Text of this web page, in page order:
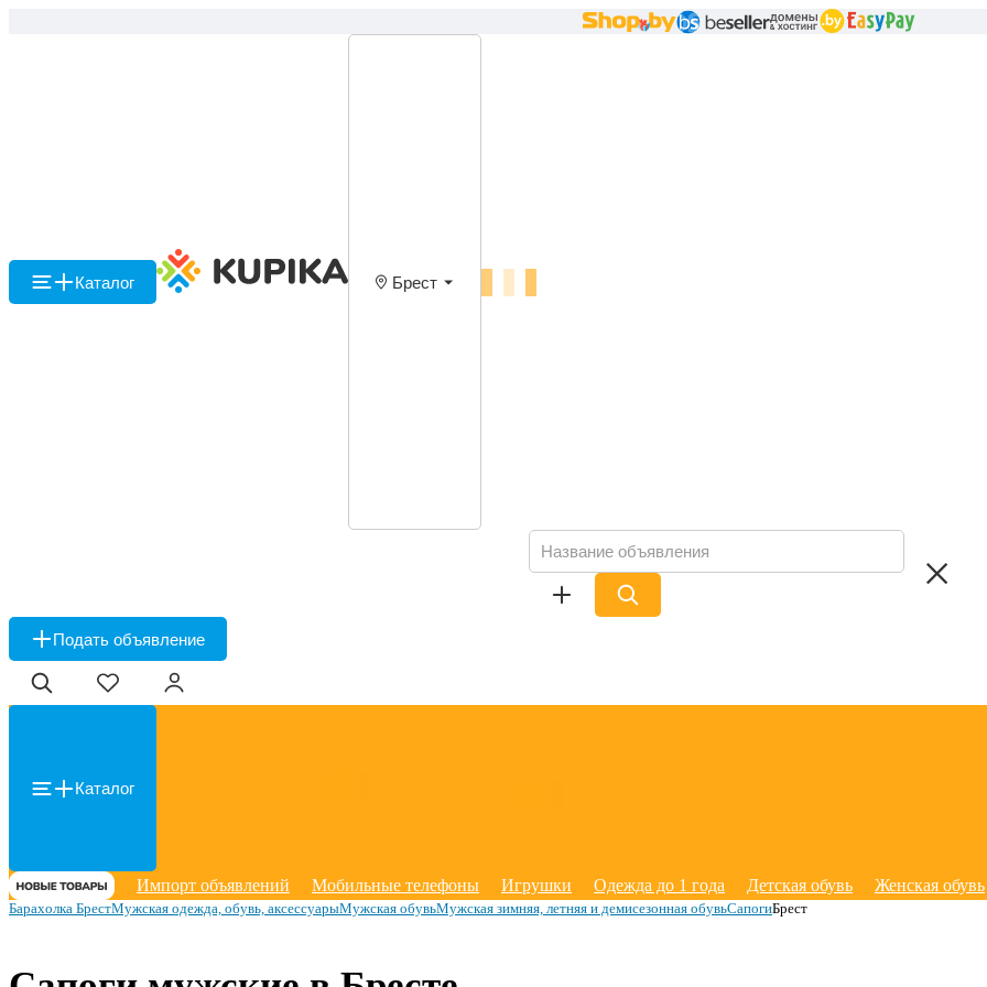
Каталог Брест
Подать объявление
Каталог
Импорт объявлений Мобильные телефоны Игрушки Одежда до 1 года Детская обувь Женская обувь
Барахолка БрестМужская одежда, обувь, аксессуарыМужская обувьМужская зимняя, летняя и демисезонная обувьСапогиБрест